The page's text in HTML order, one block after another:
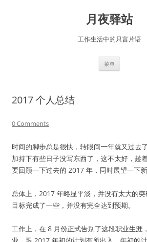
月夜驿站
工作生活中的只言片语
菜单
2017 个人总结
0 Comments
时间的脚步总是很快，转眼间一年就又过去
加持下有些日子没写东西了，这不太好，趁
要回顾一下过去的 2017 年，同时展望一下新
总体上，2017 年略显平淡，并没有太大的
目标完成了一些，并没有完全达到预期。
工作上，在 8 月份正式告别了这段职业生涯